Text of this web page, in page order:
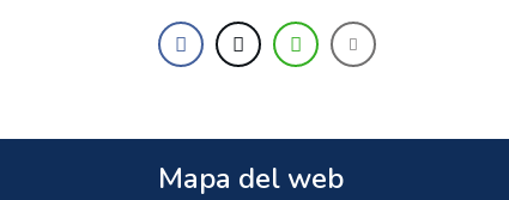
Mapa del web